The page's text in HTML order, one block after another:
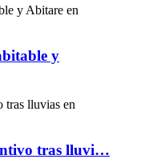
y
tras lluvi…